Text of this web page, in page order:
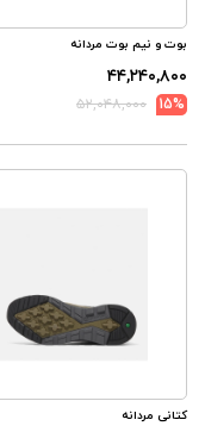
بوت و نیم بوت مردانه
۴۴,۲۴۰,۸۰۰
15%
۵۲,۰۴۸,۰۰۰
کتانی مردانه